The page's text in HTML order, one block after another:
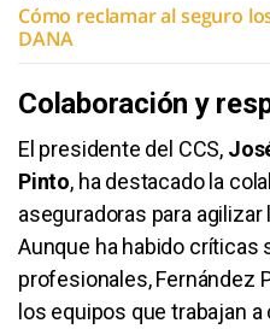
Cómo reclamar al seguro
DANA
Colaboración y
El presidente del CCS,
Pinto, ha destacado la
aseguradoras para
Aunque ha habido críticas
profesionales, Fernández
los equipos que trabajan